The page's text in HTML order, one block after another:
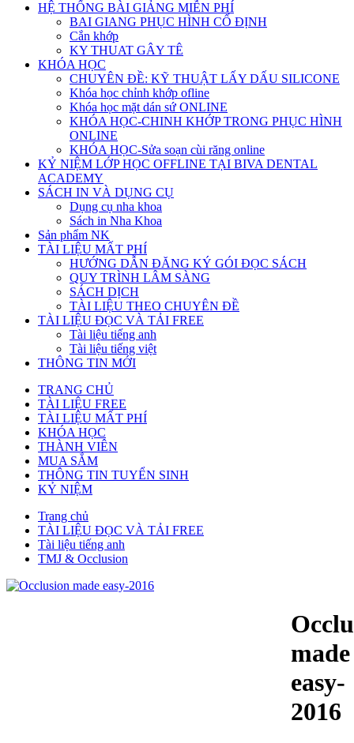
HỆ THỐNG BÀI GIẢNG MIỄN PHÍ
BAI GIANG PHỤC HÌNH CỐ ĐỊNH
Cắn khớp
KY THUAT GÂY TÊ
KHÓA HỌC
CHUYÊN ĐỀ: KỸ THUẬT LẤY DẤU SILICONE
Khóa học chỉnh khớp ofline
Khóa học mặt dán sứ ONLINE
KHÓA HỌC-CHINH KHỚP TRONG PHỤC HÌNH
ONLINE
KHÓA HỌC-Sửa soạn cùi răng online
KỶ NIỆM LỚP HỌC OFFLINE TẠI BIVA DENTAL
ACADEMY
SÁCH IN VÀ DỤNG CỤ
Dụng cụ nha khoa
Sách in Nha Khoa
Sản phẩm NK
TÀI LIỆU MẤT PHÍ
HƯỚNG DẪN ĐĂNG KÝ GÓI ĐỌC SÁCH
QUY TRÌNH LÂM SÀNG
SÁCH DỊCH
TÀI LIỆU THEO CHUYÊN ĐỀ
TÀI LIỆU ĐỌC VÀ TẢI FREE
Tài liệu tiếng anh
Tài liệu tiếng việt
THÔNG TIN MỚI
TRANG CHỦ
TÀI LIỆU FREE
TÀI LIỆU MẤT PHÍ
KHÓA HỌC
THÀNH VIÊN
MUA SẮM
THÔNG TIN TUYỂN SINH
KỶ NIỆM
Trang chủ
TÀI LIỆU ĐỌC VÀ TẢI FREE
Tài liệu tiếng anh
TMJ & Occlusion
made
easy-
2016